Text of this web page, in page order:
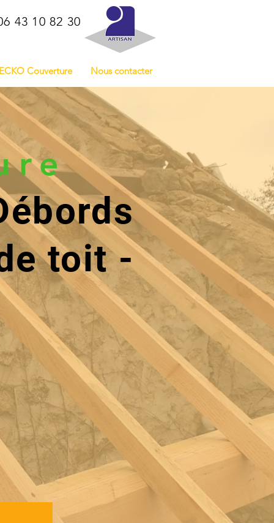
43 10 82 30
ECKO Couverture Nous contacter
toit -